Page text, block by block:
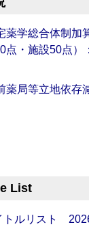
薬学総合体制加
点・施設50点
薬局等立地依存
List
トルリスト